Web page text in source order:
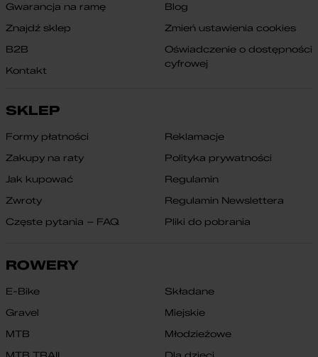
Gwarancja na ramę
Znajdź sklep
B2B
Kontakt
Blog
Zmień ustawienia cookies
Oświadczenie o dostępności
cyfrowej
SKLEP
Formy płatności
Zakupy na raty
Jak kupować
Zwroty
Częste pytania – FAQ
Reklamacje
Polityka prywatności
Regulamin
Regulamin Newslettera
Pliki do pobrania
ROWERY
E-Bike
Gravel
MTB
Składane
Miejskie
Młodzieżowe